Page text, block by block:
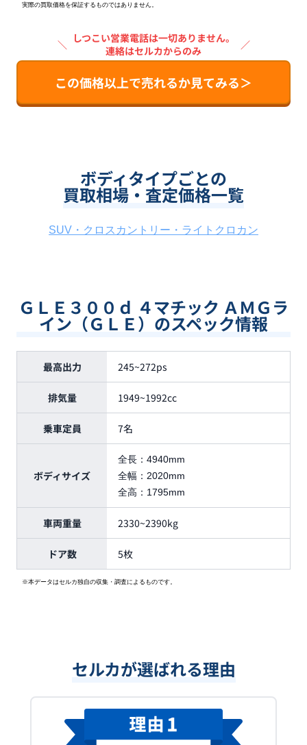
実際の買取価格を保証するものではありません。
＼ しつこい営業電話は一切ありません。
連絡はセルカからのみ
／
この価格以上で売れるか見てみる＞
ボディタイプごとの
買取相場・査定価格一覧
SUV・クロスカントリー・ライトクロカン
ＧＬＥ３００ｄ ４マチック ＡＭＧラ
イン（ＧＬＥ）のスペック情報
最高出力 245~272ps
排気量 1949~1992cc
乗車定員 7名
ボディサイズ
全長： 4940mm
全幅： 2020mm
全高： 1795mm
車両重量 2330~2390kg
ドア数 5枚
※本データはセルカ独自の収集・調査によるものです。
セルカが選ばれる理由